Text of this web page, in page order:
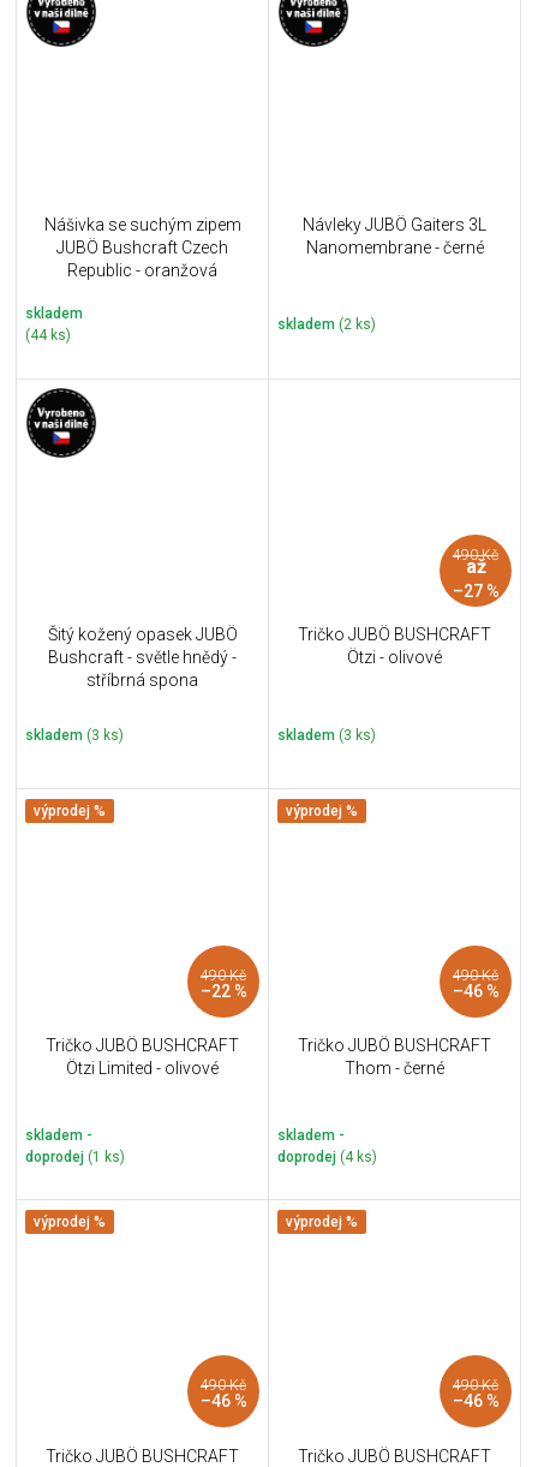
Nášivka se suchým zipem
JUBÖ Bushcraft Czech
Republic - oranžová
skladem
(44 ks)
Návleky JUBÖ Gaiters 3L
Nanomembrane - černé
skladem (2 ks)
Šitý kožený opasek JUBÖ
Bushcraft - světle hnědý -
stříbrná spona
skladem (3 ks)
490 Kč
až
–27 %
Tričko JUBÖ BUSHCRAFT
Ötzi - olivové
skladem (3 ks)
výprodej %
490 Kč
–22 %
Tričko JUBÖ BUSHCRAFT
Ötzi Limited - olivové
skladem -
doprodej (1 ks)
výprodej %
490 Kč
–46 %
Tričko JUBÖ BUSHCRAFT
Thom - černé
skladem -
doprodej (4 ks)
výprodej %
490 Kč
–46 %
Tričko JUBÖ BUSHCRAFT
výprodej %
490 Kč
–46 %
Tričko JUBÖ BUSHCRAFT